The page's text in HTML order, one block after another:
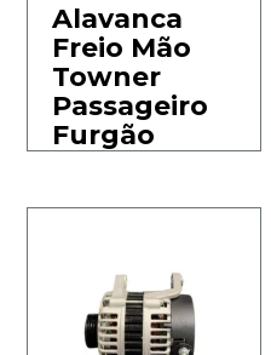
Alavanca
Freio Mão
Towner
Passageiro
Furgão